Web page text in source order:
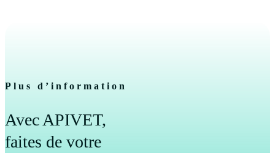
Plus d’information
Avec APIVET,
faites de votre